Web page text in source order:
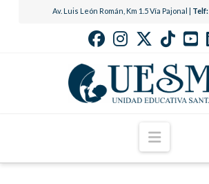
Av. Luis León Román, Km 1.5 Vía Pajonal | Telf: